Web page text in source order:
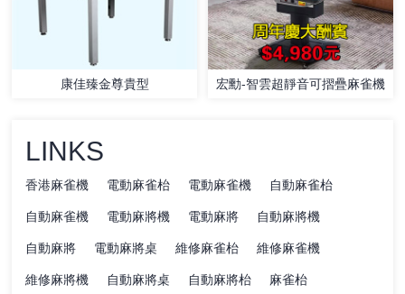
康佳臻金尊貴型 宏勳-智雲超靜音可摺疊麻雀機
LINKS
香港麻雀機 電動麻雀枱 電動麻雀機 自動麻雀枱
自動麻雀機 電動麻將機 電動麻將 自動麻將機
自動麻將 電動麻將桌 維修麻雀枱 維修麻雀機
維修麻將機 自動麻將桌 自動麻將枱 麻雀枱